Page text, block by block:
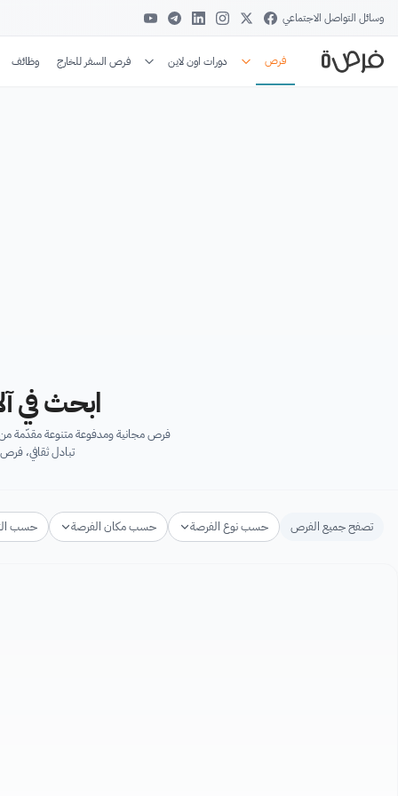
وسائل التواصل الاجتماعي
فرص دورات اون لاين فرص السفر للخارج وظائف
ابحث في
فرص مجانية ومدفوعة متنوعة مقدّمة من
تبادل ثقافي،
تصفح جميع الفرص حسب نوع الفرصة حسب مكان الفرصة حسب